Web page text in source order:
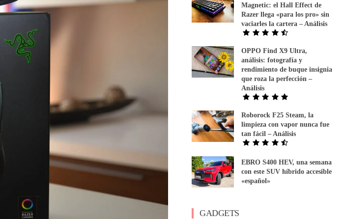
Magnetic: el Hall Effect de
Razer llega «para los pro» sin
vaciarles la cartera – Análisis
OPPO Find X9 Ultra,
análisis: fotografía y
rendimiento de buque insignia
que roza la perfección –
Análisis
Roborock F25 Steam, la
limpieza con vapor nunca fue
tan fácil – Análisis
EBRO S400 HEV, una semana
con este SUV híbrido accesible
«español»
GADGETS